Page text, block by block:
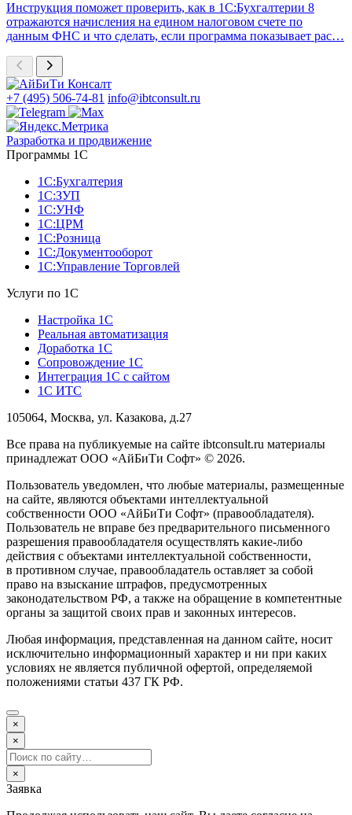
Инструкция поможет проверить, как в 1С:Бухгалтерии 8
отражаются начисления на едином налоговом счете по
данным ФНС и что сделать, если программа показывает рас…
+7 (495) 506-74-81 info@ibtconsult.ru
Разработка и продвижение
Программы 1С
1С:Бухгалтерия
1С:ЗУП
1С:УНФ
1С:ЦРМ
1С:Розница
1С:Документооборот
1С:Управление Торговлей
Услуги по 1С
Настройка 1С
Реальная автоматизация
Доработка 1С
Сопровождение 1С
Интеграция 1С с сайтом
1С ИТС
105064, Москва, ул. Казакова, д.27
Все права на публикуемые на сайте ibtconsult.ru материалы
принадлежат ООО «АйБиТи Софт» © 2026.
Пользователь уведомлен, что любые материалы, размещенные
на сайте, являются объектами интеллектуальной
собственности ООО «АйБиТи Софт» (правообладателя).
Пользователь не вправе без предварительного письменного
разрешения правообладателя осуществлять какие-либо
действия с объектами интеллектуальной собственности,
в противном случае, правообладатель оставляет за собой
право на взыскание штрафов, предусмотренных
законодательством РФ, а также на обращение в компетентные
органы за защитой своих прав и законных интересов.
Любая информация, представленная на данном сайте, носит
исключительно информационный характер и ни при каких
условиях не является публичной офертой, определяемой
положениями статьи 437 ГК РФ.
×
×
×
Заявка